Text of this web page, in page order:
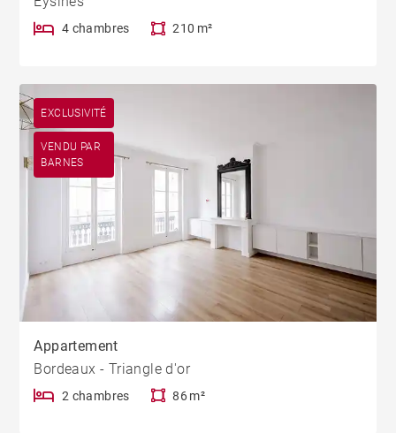
4 chambres 210 m²
EXCLUSIVITÉ
VENDU PAR
BARNES
Appartement
Bordeaux - Triangle d'or
2 chambres 86 m²